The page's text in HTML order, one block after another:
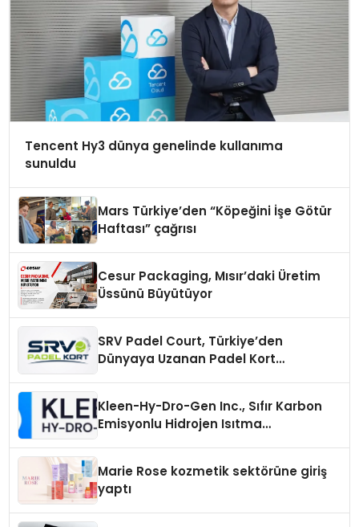
Tencent Hy3 dünya genelinde kullanıma
sunuldu
Mars Türkiye’den “Köpeğini İşe Götür
Haftası” çağrısı
Cesur Packaging, Mısır’daki Üretim
Üssünü Büyütüyor
SRV Padel Court, Türkiye’den
Dünyaya Uzanan Padel Kort
Kleen-Hy-Dro-Gen Inc., Sıfır Karbon
Emisyonlu Hidrojen Isıtma
Marie Rose kozmetik sektörüne giriş
yaptı